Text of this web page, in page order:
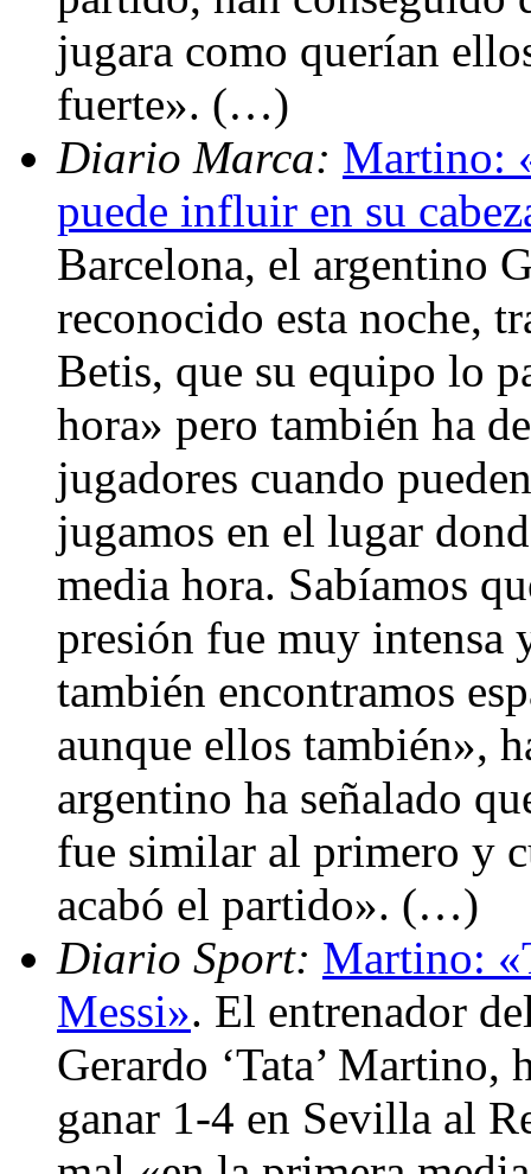
jugara como querían
fuerte». (…)
Diario Marca: Martino:
puede influir en su
Barcelona, el argentino
reconocido esta noche,
Betis, que su equipo lo
hora» pero también ha
jugadores cuando
jugamos en el lugar
media hora. Sabíamos
presión fue muy intensa
también encontramos
aunque ellos también»,
argentino ha señalado
fue similar al primero y
acabó el partido». (…)
Diario Sport: Martino:
Messi». El entrenador
Gerardo ‘Tata’ Martino,
ganar 1-4 en Sevilla al